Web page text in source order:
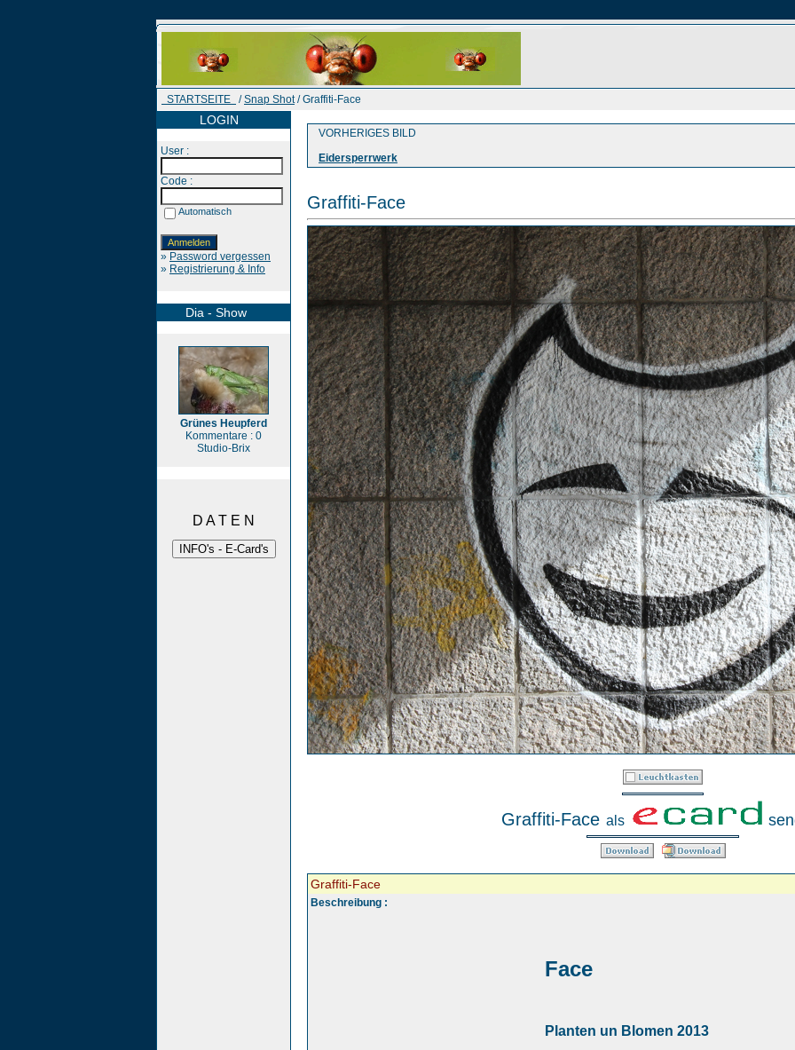
STARTSEITE /Snap Shot/ Graffiti-Face
LOGIN
User :
Code :
Automatisch
» Password vergessen
» Registrierung & Info
Dia - Show
Grünes Heupferd
Kommentare : 0
Studio-Brix
D A T E N
VORHERIGES BILD
Eidersperrwerk
Graffiti-Face
Graffiti-Face als
Graffiti-Face
Beschreibung :
Face
Planten un Blomen 2013